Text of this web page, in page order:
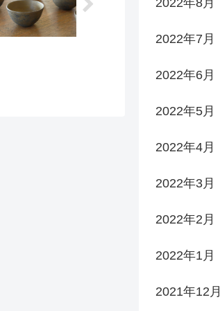
2022年7月
2022年6月
2022年5月
2022年4月
2022年3月
2022年2月
2022年1月
2021年12月